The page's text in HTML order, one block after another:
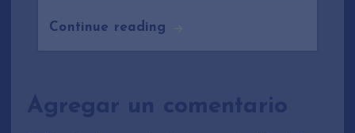
Continue reading
Agregar un comentario